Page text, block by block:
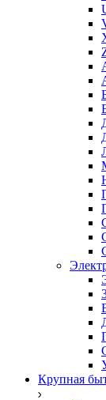
Крупная